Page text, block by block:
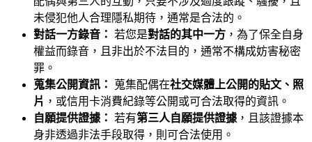
未侵犯他人合理隱私期待，通常是合法的。
對話一方錄音： 若您是對話的其中一方 ，為了保全自身
權益而錄音，且非出於不法目的，通常不構成妨害秘密
罪。
蒐集公開資訊：
蒐集配偶在社交媒體上公開的貼文、照
片 ，或信用卡消費紀錄等公開或可合法取得的資訊。
自願提供證據： 若有第三人自願提供證據 ，且該證據本
身非透過非法手段取得，則可合法使用。